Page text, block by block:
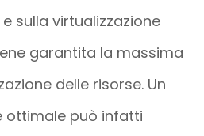
sulla virtualizzazione
garantita la massima
delle risorse. Un
ottimale può infatti